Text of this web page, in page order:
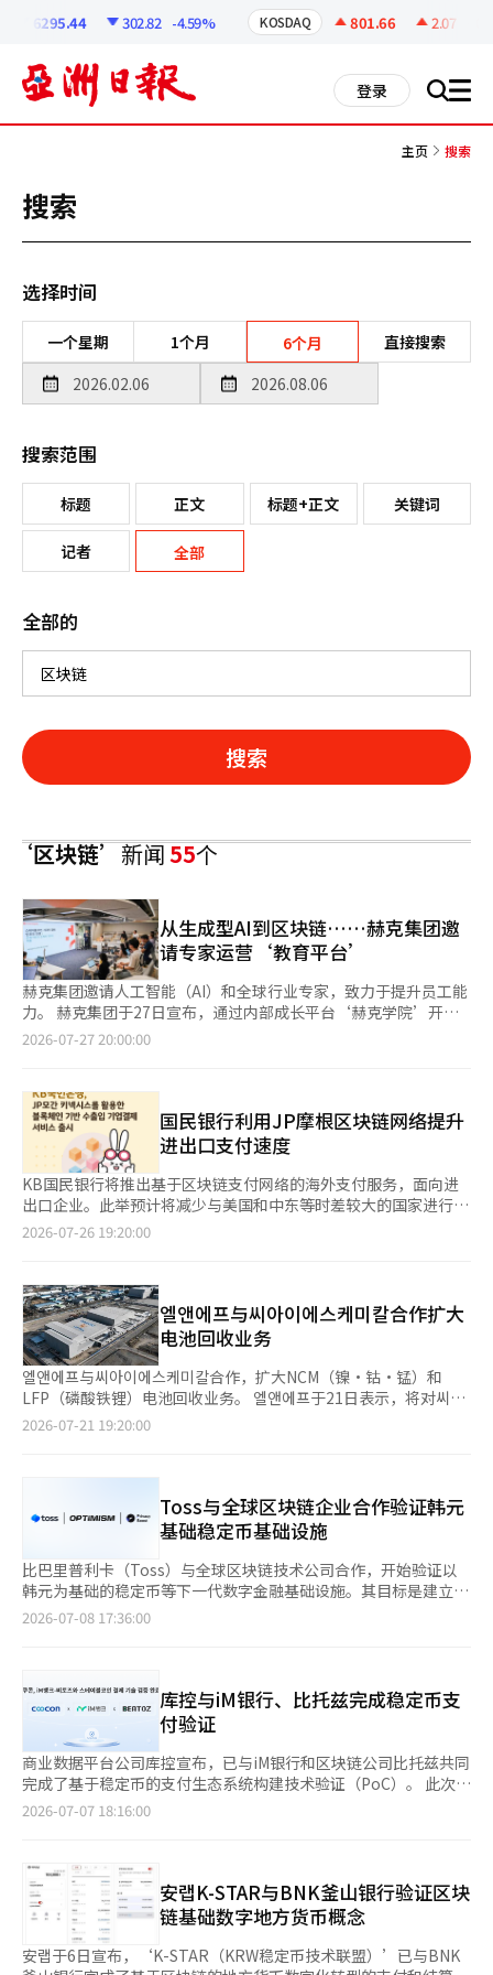
6295.44 302.82 -4.59% KOSDAQ 801.66 2.07
登录 搜 all
主页 搜索
搜索
选择时间
一个星期 1个月 6个月 直接搜索
搜索范围
标题 正文 标题+正文 关键词
记者 全部
全部的
搜索
‘区块链’新闻55个
从生成型AI到区块链……赫克集团邀
请专家运营‘教育平台’
赫克集团邀请人工智能（AI）和全球行业专家，致力于提升员工能
力。 赫克集团于27日宣布，通过内部成长平台‘赫克学院’开展
AI及全球行业的外部专家邀请项目。赫克学院是一个教育平台，旨
性循环，促进个人与组织的共同成长。 在今年上半年，来自不同
领域的专家参与了该项目，包括Lytton Technologies、Furiosa
AI、KAIST、全球虚拟资产交易所Binance、区块链分析公司
Chainalysis等。他们分享了生成型AI的应用策略、AI半导体产
业、稳定币、全球商业环境变化等主题的实际行业案例和最新动
态。 员工们通过与外部专家的直接沟通，提高了对未来商业战略
的理解，并探索实际应用方案。 赫克学院不仅提供外部讲座，还
扩展了教育体系，包括高管一对一辅导、职务领导力课程、内部专
工作经验（70%）、同伴学习（20%）、教育课程（10%）构成
的‘70:20:10学习原则’，在组织内部开展挑战和社区活动，推动
学习文化的传播。 赫克集团相关人士表示：“在快速变化的经营
环境中，竞争力的核心是员工的成长”，并表示将持续提升与外部
专家合作所获得的洞察力，转化为实际的业务创新成长平台。※
本报道经人工智能（AI）系统翻译与编辑。
2026-07-27 20:00:00
国民银行利用JP摩根区块链网络提升
进出口支付速度
KB国民银行将推出基于区块链支付网络的海外支付服务，面向进
出口企业。此举预计将减少与美国和中东等时差较大的国家进行交
易时的支付时间，并提高贸易款项的回收速度。KB国民银行于26
首次将Kinexys的区块链支付网络应用于进出口企业的支付。
Kinexys是JP摩根为金融机构和全球企业等机构客户提供的区块链
支付基础设施，累计交易规模已超过4万亿美元，日均交易额约为
700亿美元。该服务支持与国际银行间通信协会(SWIFT)支付网络
的汇款和外汇支付，能够实现24小时全年无休的近实时资金转移。
同时，满足特定条件时，提供自动完成支付的“可编程支付”功
能。该服务可通过KB国民银行国内营业网点和新加坡分行使用。
可汇款的国家包括韩国、美国、新加坡、沙特阿拉伯、印度、泰
元(USD)汇款。KB国民银行相关人士表示：“将全球数字支付基础
设施与国内企业金融服务相连接具有重要意义，我们将根据跨境支
付环境的变化，继续扩大面向企业客户的金融服务。”※ 本报道
经人工智能（AI）系统翻译与编辑。
2026-07-26 19:20:00
엘앤에프与씨아이에스케미칼合作扩大
电池回收业务
엘앤에프与씨아이에스케미칼合作，扩大NCM（镍·钴·锰）和
LFP（磷酸铁锂）电池回收业务。 엘앤에프于21日表示，将对씨아
이에스케미칼进行投资，计划建立从废电池前处理到核心金属回收
高纯度回收锂和镍等核心金属的后处理技术。 씨아이에스케미칼利
用湿法冶炼技术从LFP电池中回收碳酸锂。该公司表示，碳酸锂的
回收率约为98%，并已完成针对国内客户的LFP回收技术验证。 双
方将共同开发用于NCM的高纯度清洁MHP（镍·钴混合氢氧化
物），并推动LFP回收的商业化。还将共同开展LFP再材料化技术
的研究开发及国家项目的实施。 엘앤에프的代表허제홍表示：“通
过此次投资，我们将现有的前处理能力与后处理技术相结合，扩大
再生原料供应链，以应对客户的循环经济需求。” 电池回收市场
料使用比例的强制性规定。 此外，엘앤에프还表示，已建立全生命
周期评估（LCA）系统和区块链基础的数据空间连接体系，以积极
应对全球ESG监管，奠定了“ABB（人工智能·大数据·区块链）
智能工厂”的基础。※ 本报道经人工智能（AI）系统翻译与编辑。
2026-07-21 19:20:00
Toss与全球区块链企业合作验证韩元
基础稳定币基础设施
比巴里普利卡（Toss）与全球区块链技术公司合作，开始验证以
韩元为基础的稳定币等下一代数字金融基础设施。其目标是建立符
合制度金融安全和监管要求的区块链支付和结算环境。 Toss于8日
技术“OP栈”是否可以应用于国内区块链基础的数字金融基础设
施。 此次验证的核心是金融机构要求的监管和安全水平是否能够
在区块链环境中实现。具体来说，将确认：金融机构是否能够直接
控制支付和结算过程；客户确认（KYC）和反洗钱（AML）体系是
否能够技术性地应用；以及在公开区块链网络中交易信息是否能够
安全保护。 Toss计划通过此次合作逐步审查区块链基础金融基础
设施的建设可能性。未来将探讨是否能够扩展到包括韩元基础稳定
约3000万名用户和超过50万家线上线下支付基础设施，正在扩大
其金融平台业务。其战略是结合现有金融服务与区块链技术，探索
建立新的数字金融生态系统。 Toss首席业务官金圭河表
示：“Web3技术成功融入制度金融，必须严格遵守监管并加强隐
私保护。”他还表示：“我们将利用OP栈验证在韩国市场构建合
规基础的数字金融基础设施的可能性。”※ 本报道经人工智能
2026-07-08 17:36:00
库控与iM银行、比托兹完成稳定币支
付验证
商业数据平台公司库控宣布，已与iM银行和区块链公司比托兹共同
完成了基于稳定币的支付生态系统构建技术验证（PoC）。 此次
PoC是在稳定币制度化讨论逐渐深入的背景下，银行、支付基础设
银行的金融基础设施与比托兹的区块链及加密货币支付网关
（CPG）整合在一起。 该项目实现了从用户支付请求到商户信息
查询、区块链支付处理、结果通知的全流程联动，确保不同系统间
的支付数据能够稳定处理。 此外，库控还利用区块链技术建立了
透明的支付记录流程，使商户能够即时结算。 库控计划基于此次
2026-07-07 18:16:00
安랩K-STAR与BNK釜山银行验证区块
链基础数字地方货币概念
安랩于6日宣布，‘K-STAR（KRW稳定币技术联盟）’已与BNK